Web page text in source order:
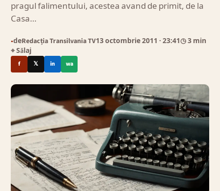
pragul falimentului, acestea avand de primit, de la
Casa…
●deRedacția Transilvania TV13 octombrie 2011 · 23:41◷ 3 min
⌖ Sălaj
f 𝕏 in wa